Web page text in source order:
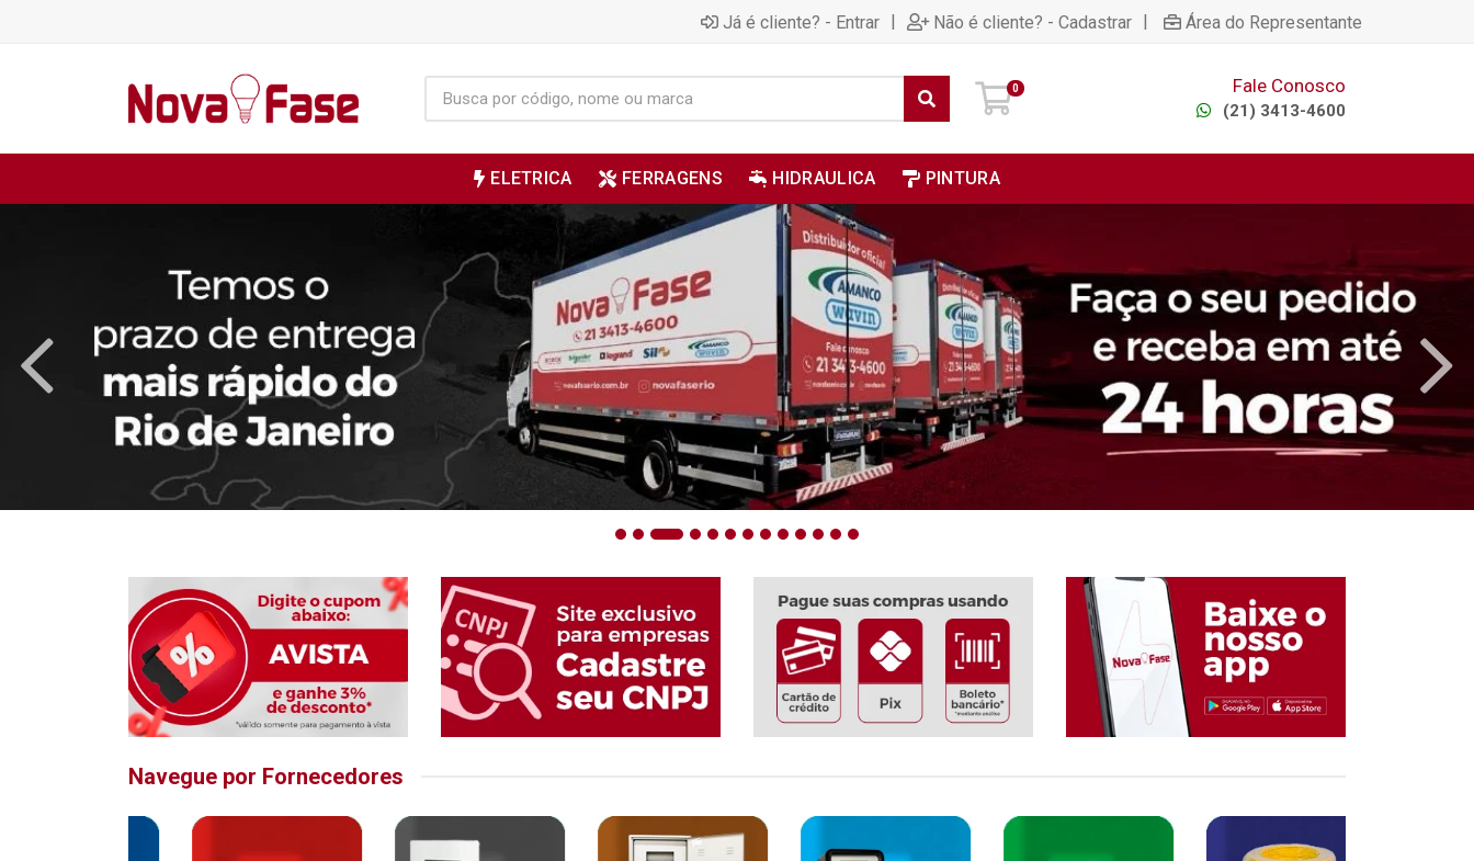
Já é cliente? - Entrar | Não é cliente? - Cadastrar | Área do Representante
0 Fale Conosco
(21) 3413-4600
ELETRICA FERRAGENS HIDRAULICA PINTURA
Navegue por Fornecedores